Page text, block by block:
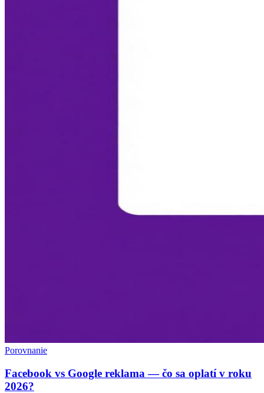
Porovnanie
Facebook vs Google reklama — čo sa oplatí v roku
2026?